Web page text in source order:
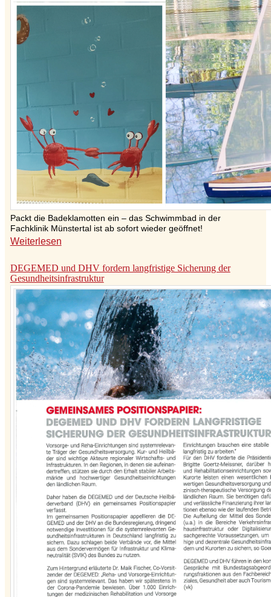
Packt die Badeklamotten ein – das Schwimmbad in der
Fachklinik Münstertal ist ab sofort wieder geöffnet!
Weiterlesen
DEGEMED und DHV fordern langfristige Sicherung der
Gesundheitsinfrastruktur